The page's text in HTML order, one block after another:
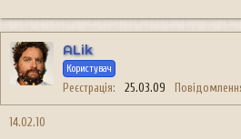
ALik
Користувач
Реєстрація 25.03.09
14.02.10